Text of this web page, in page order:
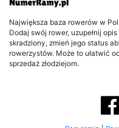
Największa baza rowerów w
Dodaj swój rower, uzupełnij
skradziony, zmień jego status
rowerzystów. Może to ułatwić
sprzedaż złodziejom.